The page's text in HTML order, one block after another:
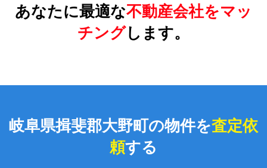
あなたに最適な不動産会社をマッ
チングします。
岐阜県揖斐郡大野町の物件を査定依
頼する